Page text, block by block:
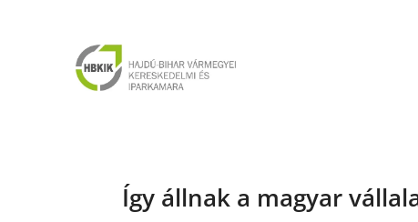
Így állnak a magyar